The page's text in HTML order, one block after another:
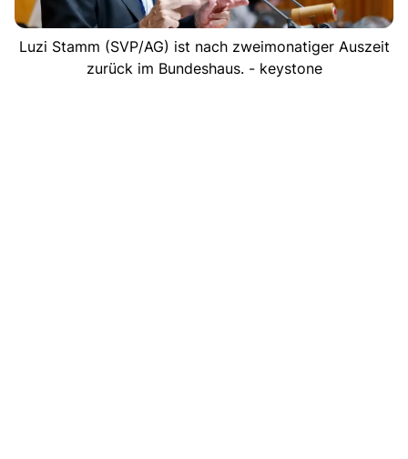
Luzi Stamm (SVP/AG) ist nach zweimonatiger Auszeit
zurück im Bundeshaus. - keystone